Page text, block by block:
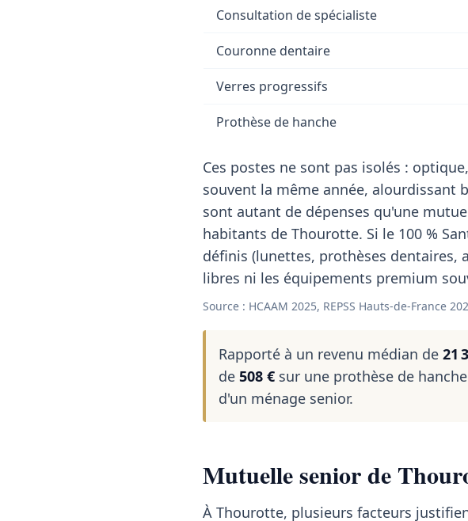
Consultation de spécialiste
Couronne dentaire
Verres progressifs
Prothèse de hanche
Ces postes ne sont pas isolés :
souvent la même année, alourdissant
sont autant de dépenses qu'une
habitants de Thourotte. Si le 100 %
définis (lunettes, prothèses dentaires,
libres ni les équipements premium
Source : HCAAM 2025, REPSS Hauts-de-France
Rapporté à un revenu médian de 21
de 508 € sur une prothèse de
d'un ménage senior.
Mutuelle senior de
À Thourotte, plusieurs facteurs